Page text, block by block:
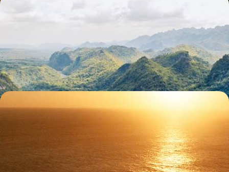
Sans vol intérieur et tout en douceur, aller à la rencontre d'une
Thaïlande brute et préservée, en marge des classiques
12 jours, de 3500 à 4600 €
Bali, Gili Asahan et Lombok - Loin des foules, des
îles au naturel
D'île en île, aller crescendo vers l'intimité : Bali secrète, Gili Asahan
16 jours, de 3600 à 5200 €